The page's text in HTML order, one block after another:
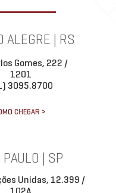
ALEGRE | RS
Gomes, 222 /
1201
3095.8700
CHEGAR >
PAULO | SP
Unidas, 12.399 /